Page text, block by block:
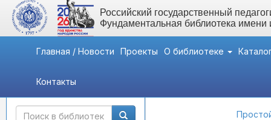
Российский государственный
Фундаментальная библиотека
Главная / Новости Проекты О библиотеке
Контакты
Быстрый доступ